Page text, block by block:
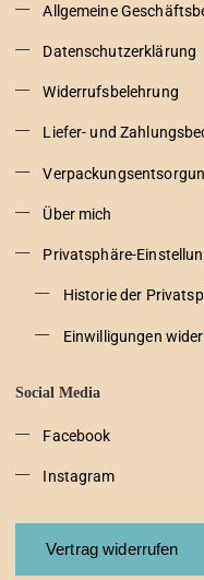
Allgemeine
Datenschutzerklärung
Widerrufsbelehrung
Liefer- und
Über mich
Privatsphäre-
Historie der
Einwilligungen
Social Media
Facebook
Instagram
Vertrag widerrufen